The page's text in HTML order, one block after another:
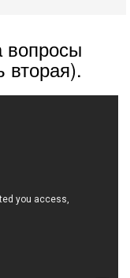
вторая).